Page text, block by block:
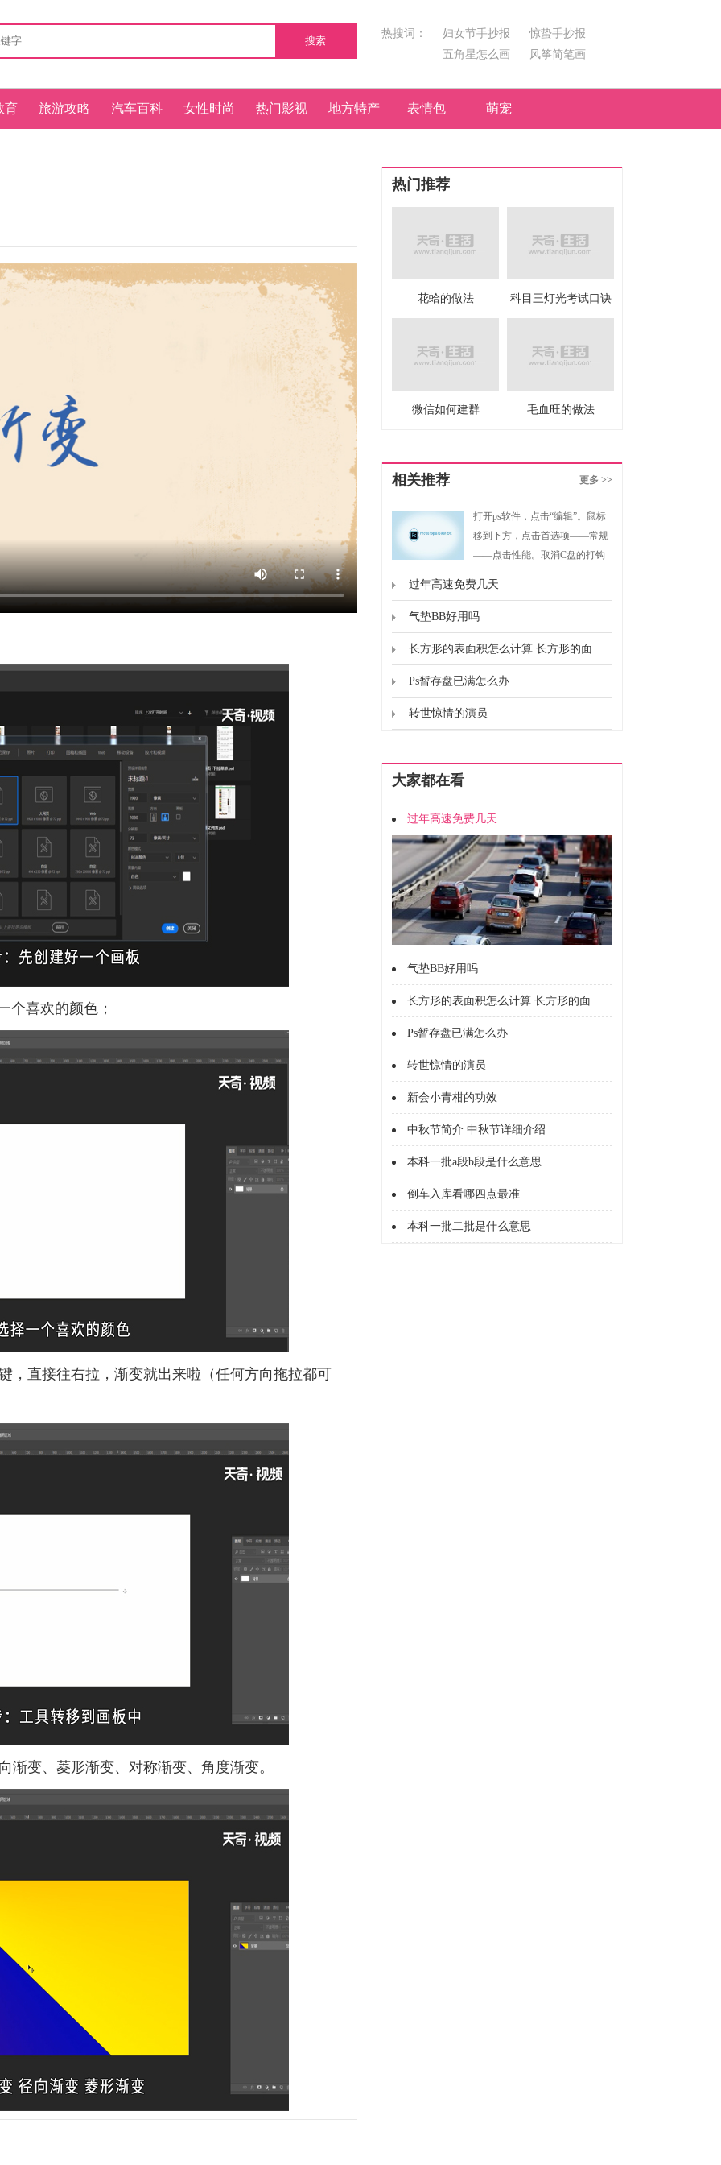
搜索
热搜词： 妇女节手抄报
惊蛰手抄报
五角星怎么画
风筝简笔画
育 旅游攻略 汽车百科 女性时尚 热门影视 地方特产 表情包 萌宠
个喜欢的颜色；
，直接往右拉，渐变就出来啦（任何方向拖拉都可
变、菱形渐变、对称渐变、角度渐变。
热门推荐
花蛤的做法 科目三灯光考试口诀
微信如何建群 毛血旺的做法
相关推荐 更多 >>
打开ps软件，点击“编辑”。鼠标
移到下方，点击首选项——常规
——点击性能。取消C盘的打钩
议除C盘以外的磁盘全部选择，
点击确定，然后重启PS就可以
了。
过年高速免费几天
气垫BB好用吗
长方形的表面积怎么计算 长方形的面积怎么计算的
Ps暂存盘已满怎么办
转世惊情的演员
大家都在看
过年高速免费几天
气垫BB好用吗
长方形的表面积怎么计算 长方形的面积怎么计算的
Ps暂存盘已满怎么办
转世惊情的演员
新会小青柑的功效
中秋节简介 中秋节详细介绍
本科一批a段b段是什么意思
倒车入库看哪四点最准
本科一批二批是什么意思